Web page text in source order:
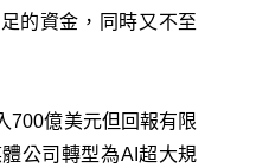
的資金，同時又不至
700億美元但回報有限
公司轉型為AI超大規